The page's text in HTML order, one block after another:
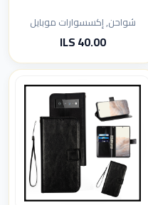
شواحن, إكسسوارات موبايل
40.00 ILS